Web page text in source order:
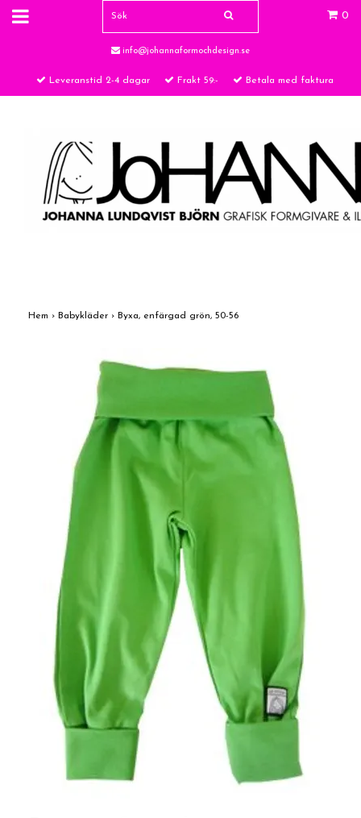
0
info@johannaformochdesign.se
Leveranstid 2-4 dagar Frakt 59:- Betala med faktura
Hem › Babykläder › Byxa, enfärgad grön, 50-56